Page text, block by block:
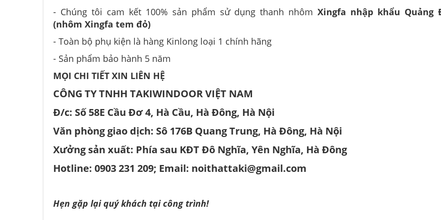
- Chúng tôi cam kết 100% sản phẩm sử dụng thanh nhômXingfa nhập khẩu Quảng
(nhôm Xingfa tem đỏ)
- Toàn bộ phụ kiện là hàng Kinlong loại 1 chính hãng
- Sản phẩm bảo hành 5 năm
MỌI CHI TIẾT XIN LIÊN HỆ
CÔNG TY TNHH TAKIWINDOOR VIỆT NAM
Đ/c: Số 58E Cầu Đơ 4, Hà Cầu, Hà Đông, Hà Nội
Văn phòng giao dịch: Sô 176B Quang Trung, Hà Đông, Hà Nội
Xưởng sản xuất: Phía sau KĐT Đô Nghĩa, Yên Nghĩa, Hà Đông
Hotline: 0903 231 209; Email: noithattaki@gmail.com
Hẹn gặp lại quý khách tại công trình!